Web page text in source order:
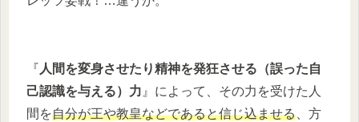
『 人間を変身させたり精神を発狂させる（誤った自
己認識を与える）力』によって、その力を受けた人
間を自分が王や教皇などであると信じ込ませる、方